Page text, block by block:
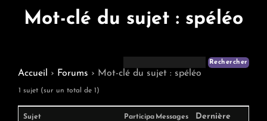
Mot-clé du sujet : spéléo
Accueil › Forums › Mot-clé du sujet : spéléo
1 sujet (sur un total de 1)
Sujet Participa Messages Dernière